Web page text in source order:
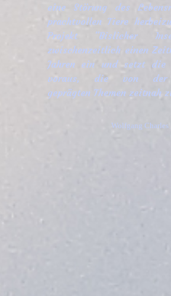
eine Störung des
prachtvollen Tiere
Projekt "Bislicher
zwischenzeitlich einen
Jahren ein und setzt die
voraus, die von der
geprägten Themen zeitnah
Wolfgang